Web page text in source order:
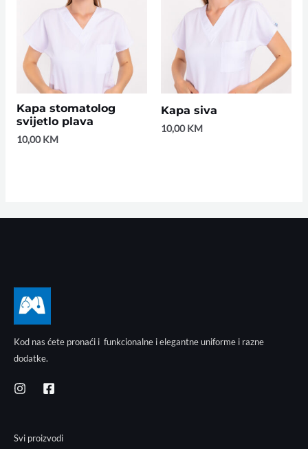
Kapa stomatolog
svijetlo plava
10,00KM
Kapa siva
10,00KM
Kod nas ćete pronaći i funkcionalne i elegantne uniforme i razne
dodatke.
Svi proizvodi